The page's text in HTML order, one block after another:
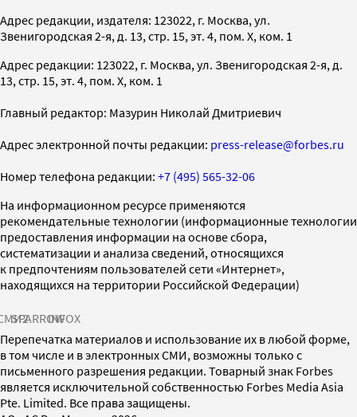
Адрес редакции, издателя: 123022, г. Москва, ул.
Звенигородская 2-я, д. 13, стр. 15, эт. 4, пом. X, ком. 1
Адрес редакции: 123022, г. Москва, ул. Звенигородская 2-я, д.
13, стр. 15, эт. 4, пом. X, ком. 1
Главный редактор: Мазурин Николай Дмитриевич
Адрес электронной почты редакции: press-release@forbes.ru
Номер телефона редакции: +7 (495) 565-32-06
На информационном ресурсе применяются
рекомендательные технологии (информационные технологии
предоставления информации на основе сбора,
систематизации и анализа сведений, относящихся
к предпочтениям пользователей сети «Интернет»,
находящихся на территории Российской Федерации)
SPARROWINFOX
Перепечатка материалов и использование их в любой форме,
в том числе и в электронных СМИ, возможны только с
письменного разрешения редакции. Товарный знак Forbes
является исключительной собственностью Forbes Media Asia
Pte. Limited. Все права защищены.